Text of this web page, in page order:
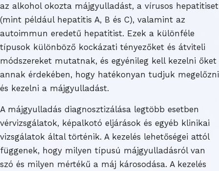
az alkohol okozta májgyulladást, a vírusos hepatitiset
(mint például hepatitis A, B és C), valamint az
autoimmun eredetű hepatitist. Ezek a különféle
típusok különböző kockázati tényezőket és átviteli
módszereket mutatnak, és egyénileg kell kezelni őket
annak érdekében, hogy hatékonyan tudjuk megelőzni
és kezelni a májgyulladást.
A májgyulladás diagnosztizálása legtöbb esetben
vérvizsgálatok, képalkotó eljárások és egyéb klinikai
vizsgálatok által történik. A kezelés lehetőségei attól
függenek, hogy milyen típusú májgyulladásról van
szó és milyen mértékű a máj károsodása. A kezelés